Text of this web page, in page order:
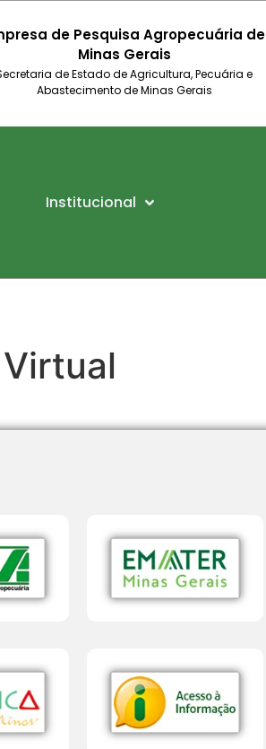
de Pesquisa Agropecuária de
Minas Gerais
de Estado de Agricultura, Pecuária e
Abastecimento de Minas Gerais
Institucional